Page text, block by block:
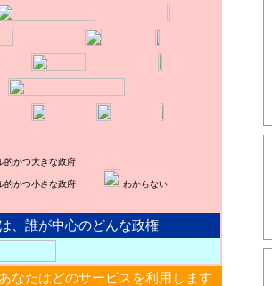
的かつ大きな政府
ル的かつ小さな政府 わからない
、誰が中心のどんな政権
なたはどのサービスを利用します